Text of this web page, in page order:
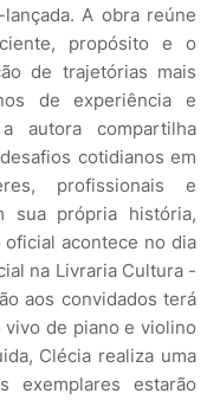
A obra reúne
propósito e o
de trajetórias mais
de experiência e
autora compartilha
cotidianos em
profissionais e
sua própria história,
acontece no dia
na Livraria Cultura -
aos convidados terá
vivo de piano e violino
Clécia realiza uma
exemplares estarão